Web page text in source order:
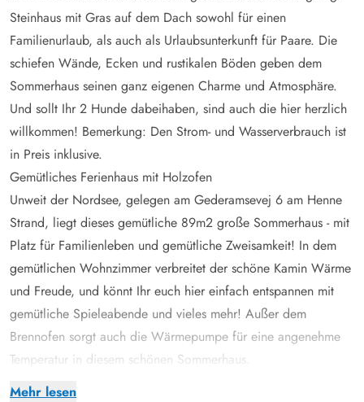
Mehr lesen
Steinhaus mit Gras auf dem Dach sowohl für einen
Familienurlaub, als auch als Urlaubsunterkunft für Paare. Die
schiefen Wände, Ecken und rustikalen Böden geben dem
Sommerhaus seinen ganz eigenen Charme und Atmosphäre.
Und sollt Ihr 2 Hunde dabeihaben, sind auch die hier herzlich
willkommen! Bemerkung: Den Strom- und Wasserverbrauch ist
in Preis inklusive.
Gemütliches Ferienhaus mit Holzofen
Unweit der Nordsee, gelegen am Gederamsevej 6 am Henne
Strand, liegt dieses gemütliche 89m2 große Sommerhaus - mit
Platz für Familienleben und gemütliche Zweisamkeit! In dem
gemütlichen Wohnzimmer verbreitet der schöne Kamin Wärme
und Freude, und könnt Ihr euch hier einfach entspannen mit
gemütliche Spieleabende und vieles mehr! Außer dem
Brennofen sorgt auch die Wärmepumpe für eine angenehme
Temperatur in diesem schönen Sommerhaus.
Die Schlafplätze verteilen sich auf 3 Schlafzimmer. Alle